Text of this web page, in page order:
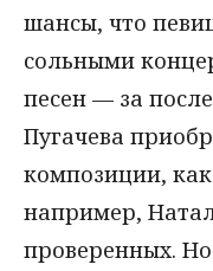
шансы, что
сольными
песен — за
Пугачева
композиции,
например,
проверенных.